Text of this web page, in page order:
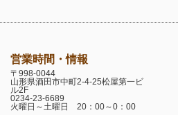
営業時間・情報
〒998-0044
山形県酒田市中町2-4-25松屋第一ビ
ル2F
0234-23-6689
火曜日～土曜日 20：00～0：00